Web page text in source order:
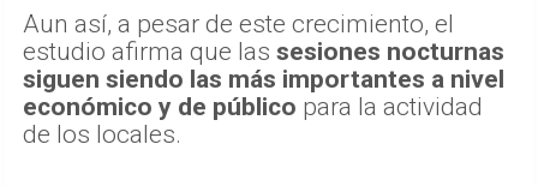
Aun así, a pesar de este crecimiento, el
estudio afirma que las sesiones nocturnas
siguen siendo las más importantes a nivel
económico y de público para la actividad
de los locales.